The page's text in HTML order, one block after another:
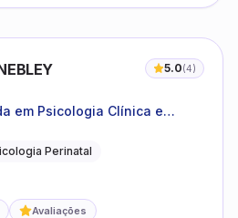
5.0(4)
em Psicologia Clínica e
Perinatal
Avaliações